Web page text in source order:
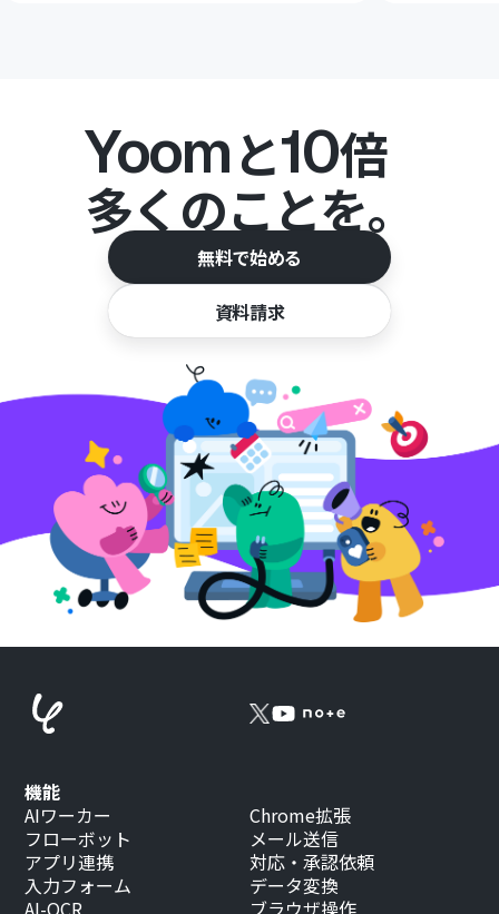
Yoomと10倍
多くのことを。
無料で始める
資料請求
機能
AIワーカー
フローボット
アプリ連携
入力フォーム
AI-OCR
Chrome拡張
メール送信
対応・承認依頼
データ変換
ブラウザ操作